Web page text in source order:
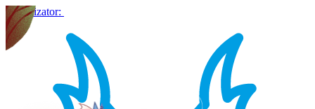
Organizator: